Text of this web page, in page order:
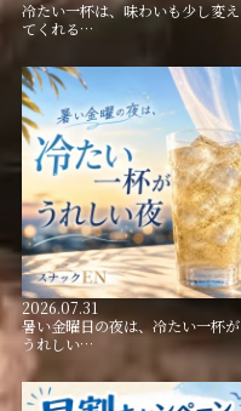
冷たい一杯は、味わいも少し変え
てくれる…
2026.07.31
暑い金曜日の夜は、冷たい一杯が
うれしい…